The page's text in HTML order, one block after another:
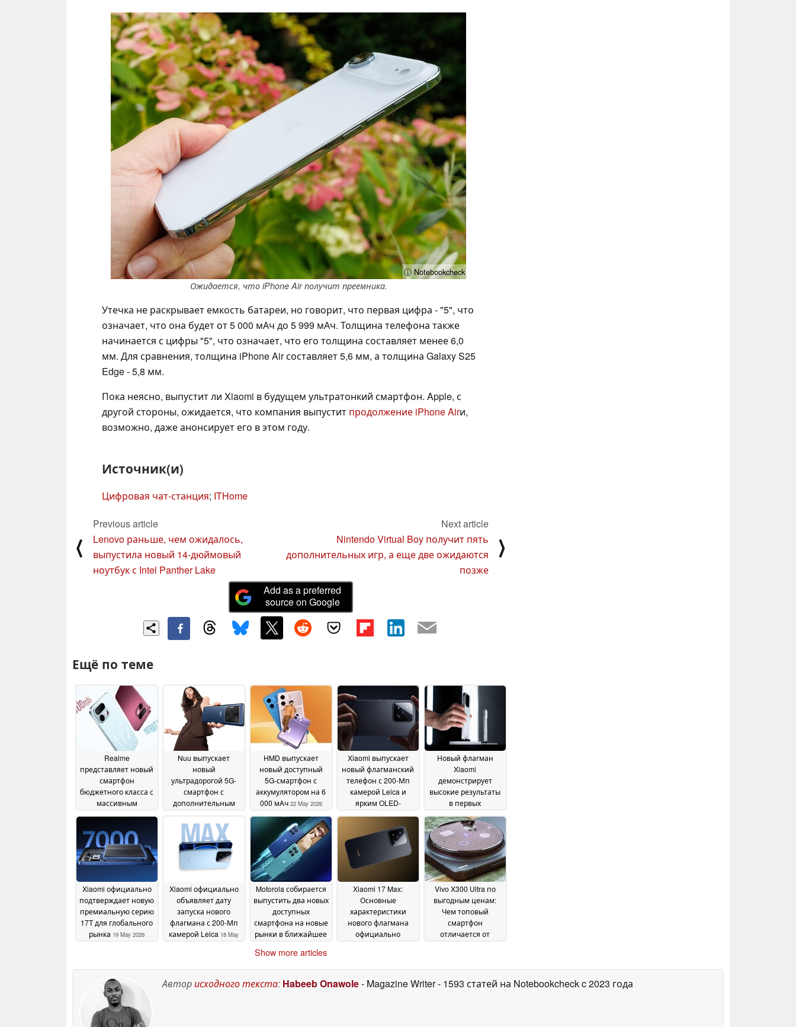
ⓘ Notebookcheck
Ожидается, что iPhone Air получит преемника.
Утечка не раскрывает емкость батареи, но говорит, что первая цифра - "5", что
означает, что она будет от 5 000 мАч до 5 999 мАч. Толщина телефона также
начинается с цифры "5", что означает, что его толщина составляет менее 6,0
мм. Для сравнения, толщина iPhone Air составляет 5,6 мм, а толщина Galaxy S25
Edge - 5,8 мм.
Пока неясно, выпустит ли Xiaomi в будущем ультратонкий смартфон. Apple, с
другой стороны, ожидается, что компания выпустит продолжение iPhone Airи,
возможно, даже анонсирует его в этом году.
Источник(и)
Цифровая чат-станция; ITHome
⟨
Previous article
Lenovo раньше, чем ожидалось,
выпустила новый 14-дюймовый
ноутбук с Intel Panther Lake
Next article
Nintendo Virtual Boy получит пять
дополнительных игр, а еще две ожидаются
позже
⟩
Add as a preferred
source on Google
Ещё по теме
Realme
представляет новый
смартфон
бюджетного класса с
массивным
Nuu выпускает
новый
ультрадорогой 5G-
смартфон с
дополнительным
May 2026
HMD выпускает
новый доступный
5G-смартфон с
аккумулятором на 6
000 мАч 22 May 2026
Xiaomi выпускает
новый флагманский
телефон с 200-Мп
камерой Leica и
ярким OLED-
21 May 2026
Новый флагман
Xiaomi
демонстрирует
высокие результаты
в первых
Xiaomi 17 Ultra 20 May
2026
Xiaomi официально
подтверждает новую
премиальную серию
17T для глобального
рынка 19 May 2026
Xiaomi официально
объявляет дату
запуска нового
флагмана с 200-Мп
камерой Leica 18 May
Motorola собирается
выпустить два новых
доступных
смартфона на новые
рынки в ближайшее
Xiaomi 17 Max:
Основные
характеристики
нового флагмана
официально
Vivo X300 Ultra по
выгодным ценам:
Чем топовый
смартфон
отличается от
Show more articles
Авторисходного текста: Habeeb Onawole- Magazine Writer- 1593 статей на Notebookcheckc 2023 года